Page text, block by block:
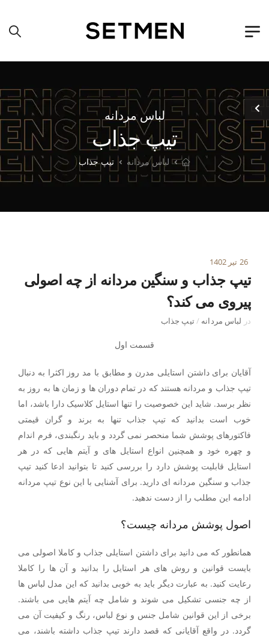
لباس مردانه
تیپ جذاب
لباس مردانه تیپ جذاب
26 تیر 1402
تیپ جذاب و سنگین مردانه از چه اصولی
پیروی می کند؟
در لباس مردانه /تیپ جذاب
قسمت اول
آقایان برای داشتن استایلی مدرن و مطابق با مد روز اکثرا به دنبال
تیپ جذاب و مردانه هستند که در تمام دوران ها و زمان ها به روز به
نظر برسد. شاید این خصوصیت را تنها استایل کلاسیک دارا باشد، اما
خوب است بدانید که تیپ جذاب تنها به برند و گران قیمتی
فاکتورهای پوشش شما منحصر نمی گردد و باید رنگبندی، فرم اندام
و چهره خود و همچنین انواع استایل های و آیتم هایی که در هر
استایل قابلیت پوشش دارد را بررسی کنید تا بتوانید ادعا کنید تیپ
جذاب و سنگین مردانه ای دارید. برای آشنایی با این نوع تیپ مردانه
ادامه این مطلب را از دست ندهید.
اصول پوشش مردانه چیست؟
همانطور که می دانید برای داشتن استایلی جذاب و کاملا اصولی می
بایست قوانین و روش های هر استایل را بدانید و آن ها را کاملا
رعایت کنید. به عبارت دیگر باید به خوبی بدانید که این مدل لباس ها
از چه جنسی تشکیل می شوند و شامل چه آیتم هایی می باشند.
برخی از این قوانین شامل جنس و نوع لباس، رنگ و کیفیت آن می
گردد. در واقع آقایانی که قصد دارند تیپ جذاب داشته باشند، می